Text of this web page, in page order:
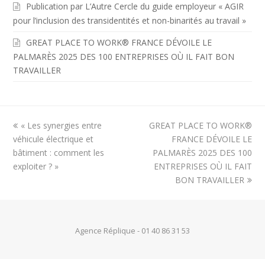
Publication par L’Autre Cercle du guide employeur « AGIR
pour l’inclusion des transidentités et non-binarités au travail »
GREAT PLACE TO WORK® FRANCE DÉVOILE LE
PALMARÈS 2025 DES 100 ENTREPRISES OÙ IL FAIT BON
TRAVAILLER
previous
post:
« Les synergies entre
véhicule électrique et
bâtiment : comment les
exploiter ? »
next
GREAT PLACE TO WORK®
FRANCE DÉVOILE LE
PALMARÈS 2025 DES 100
ENTREPRISES OÙ IL FAIT
BON TRAVAILLER
Agence Réplique - 01 40 86 31 53